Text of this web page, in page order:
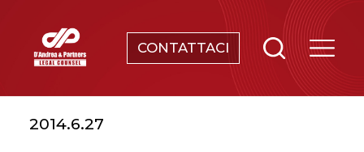
CONTATTACI
CHI SIAMO
2014.6.27